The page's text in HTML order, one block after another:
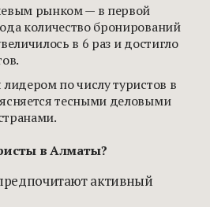
рынком — в первой
количество бронирований
в 6 раз и достигло
лидером по числу туристов в
тесными деловыми
в Алматы?
активный